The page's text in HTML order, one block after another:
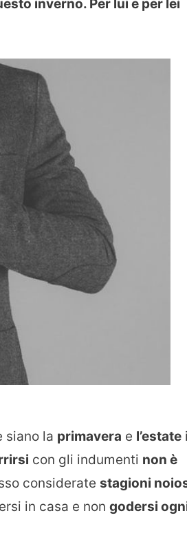
inverno. Per lui e per lei
siano la primavera e l’estate
con gli indumenti non è
considerate stagioni
in casa e non godersi